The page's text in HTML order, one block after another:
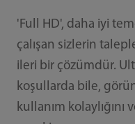
'Full HD', daha iyi
çalışan sizlerin
ileri bir çözümdür.
koşullarda bile,
kullanım